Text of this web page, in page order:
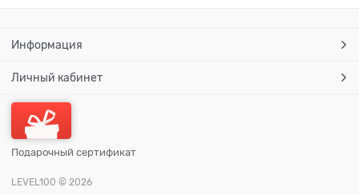
Информация
Личный кабинет
Подарочный сертификат
LEVEL100 © 2026